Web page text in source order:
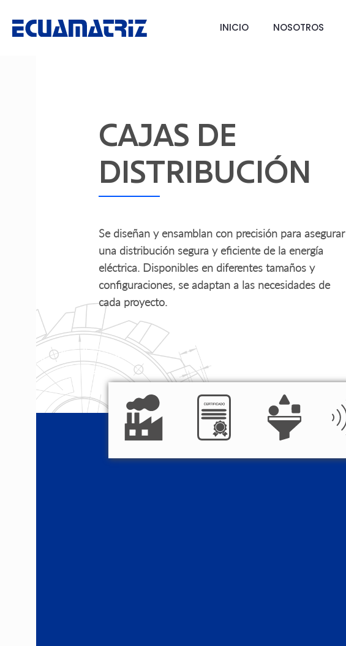
INICIO NOSOTROS
CAJAS DE
DISTRIBUCIÓN
Se diseñan y ensamblan con precisión para asegurar
una distribución segura y eficiente de la energía
eléctrica. Disponibles en diferentes tamaños y
configuraciones, se adaptan a las necesidades de
cada proyecto.